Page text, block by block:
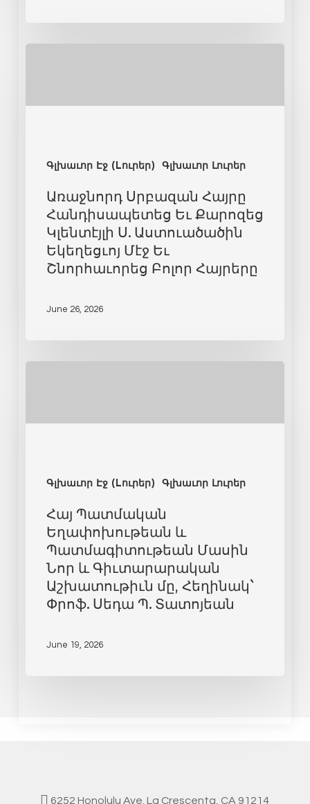
Գլխաւոր Էջ (Lուրեր) Գլխաւոր Լուրեր
Առաջնորդ Սրբազան Հայրը
Հանդիսապետեց Եւ Քարոզեց
Կլենտէյլի Ս. Աստուածածին
Եկեղեցւոյ Մէջ Եւ
Շնորհաւորեց Բոլոր Հայրերը
June 26, 2026
Գլխաւոր Էջ (Lուրեր) Գլխաւոր Լուրեր
Հայ Պատմական
Եղափոխութեան և
Պատմագիտութեան Մասին
Նոր և Գիւտարարական
Աշխատութիւն մը, Հեղինակ`
Փրոֆ. Սեդա Պ. Տատոյեան
June 19, 2026
6252 Honolulu Ave. La Crescenta, CA 91214